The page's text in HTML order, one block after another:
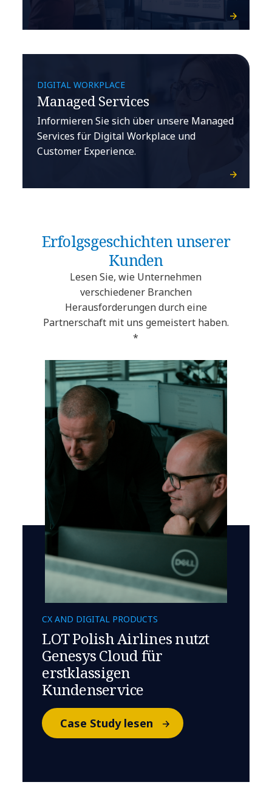
DIGITAL WORKPLACE
Managed Services
Informieren Sie sich über unsere Managed
Services für Digital Workplace und
Customer Experience.
Erfolgsgeschichten unserer
Kunden
Lesen Sie, wie Unternehmen
verschiedener Branchen
Herausforderungen durch eine
Partnerschaft mit uns gemeistert haben.
*
CX AND DIGITAL PRODUCTS
LOT Polish Airlines nutzt
Genesys Cloud für
erstklassigen
Kundenservice
Case Study lesen